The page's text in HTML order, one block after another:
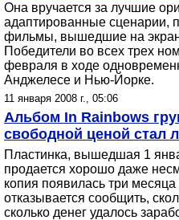
Она вручается за лучшие
адаптированные сценарии,
фильмы, вышедшие на
Победители во всех трех
февраля в ходе
Анджелесе и Нью-Йорке.
11 января 2008 г., 05:06
Альбом In Rainbows
свободной ценой стал
Пластинка, вышедшая 1
продается хорошо даже
копия появилась три
отказывается сообщить,
сколько денег удалось